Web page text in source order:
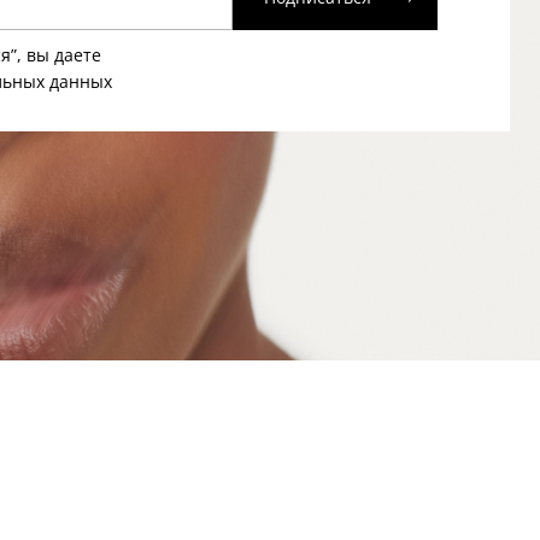
вы даете
данных